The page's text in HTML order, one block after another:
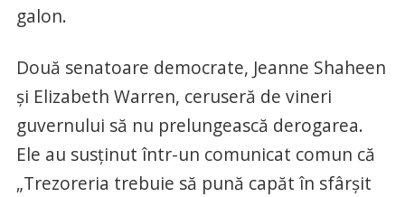
galon.
Două senatoare democrate, Jeanne Shaheen
şi Elizabeth Warren, ceruseră de vineri
guvernului să nu prelungească derogarea.
Ele au susţinut într-un comunicat comun că
„Trezoreria trebuie să pună capăt în sfârşit